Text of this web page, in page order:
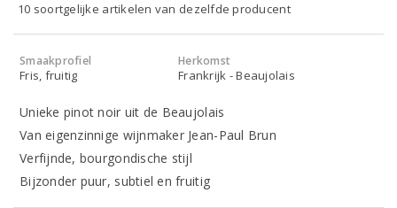
10 soortgelijke artikelen van dezelfde producent
Smaakprofiel
Fris, fruitig
Herkomst
Frankrijk - Beaujolais
Unieke pinot noir uit de Beaujolais
Van eigenzinnige wijnmaker Jean-Paul Brun
Verfijnde, bourgondische stijl
Bijzonder puur, subtiel en fruitig